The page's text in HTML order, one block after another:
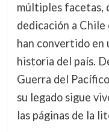
múltiples facetas,
dedicación a
han convertido en
historia del país.
Guerra del
su legado sigue
las páginas de la